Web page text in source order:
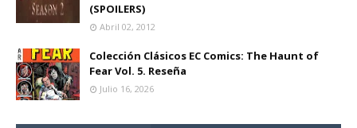
(SPOILERS)
Abril 02, 2012
Colección Clásicos EC Comics: The Haunt of
Fear Vol. 5. Reseña
Julio 16, 2026